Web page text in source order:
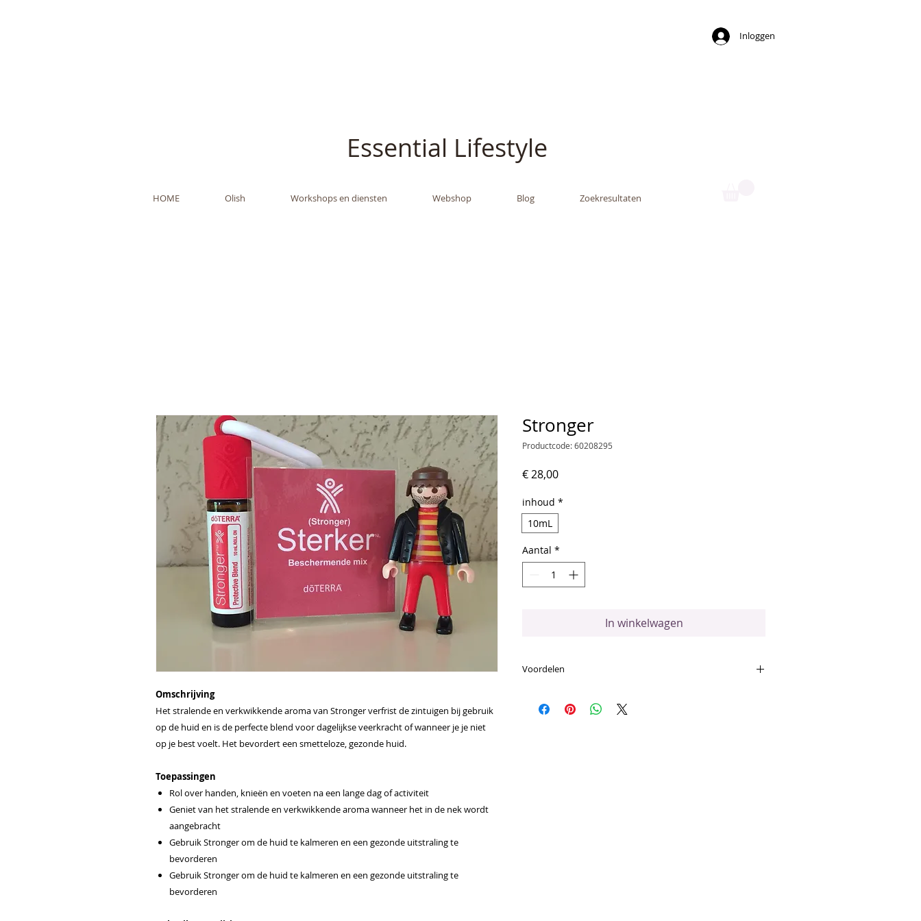
Inloggen
Essential Lifestyle
HOME Olish Workshops en diensten Webshop Blog Zoekresultaten
Omschrijving
Het stralende en verkwikkende aroma van Stronger verfrist de zintuigen bij gebruik
op de huid en is de perfecte blend voor dagelijkse veerkracht of wanneer je je niet
op je best voelt. Het bevordert een smetteloze, gezonde huid.
Toepassingen
Rol over handen, knieën en voeten na een lange dag of activiteit
Geniet van het stralende en verkwikkende aroma wanneer het in de nek wordt
aangebracht
Gebruik Stronger om de huid te kalmeren en een gezonde uitstraling te
bevorderen
Gebruik Stronger om de huid te kalmeren en een gezonde uitstraling te
bevorderen
Stronger
Productcode: 60208295
€ 28,00Prijs
inhoud *
10mL
Aantal *
In winkelwagen
Voordelen
Wierook (frankincense) is een van de krachtigste